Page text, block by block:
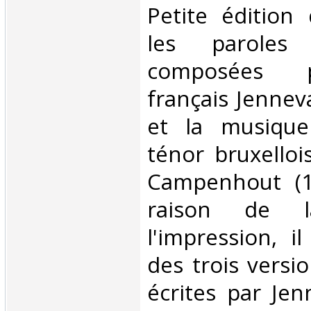
‎Petite édition
les
français
et la
ténor
Campenhout
raison de
l'impression,
des trois
écrites par